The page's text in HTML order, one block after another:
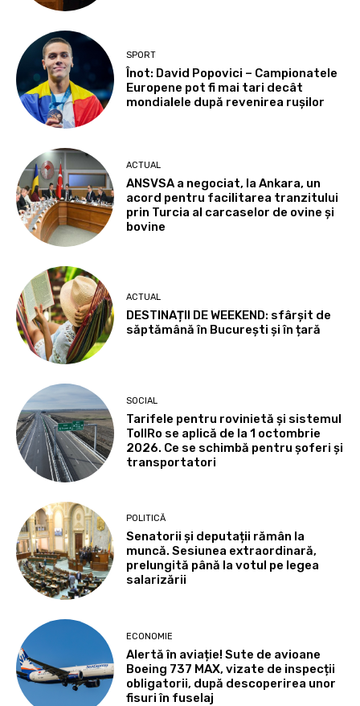
SPORT
Înot: David Popovici – Campionatele
Europene pot fi mai tari decât
mondialele după revenirea rușilor
ACTUAL
ANSVSA a negociat, la Ankara, un
acord pentru facilitarea tranzitului
prin Turcia al carcaselor de ovine și
bovine
ACTUAL
DESTINAȚII DE WEEKEND: sfârșit de
săptămână în București și în țară
SOCIAL
Tarifele pentru rovinietă și sistemul
TollRo se aplică de la 1 octombrie
2026. Ce se schimbă pentru șoferi și
transportatori
POLITICĂ
Senatorii și deputații rămân la
muncă. Sesiunea extraordinară,
prelungită până la votul pe legea
salarizării
ECONOMIE
Alertă în aviație! Sute de avioane
Boeing 737 MAX, vizate de inspecții
obligatorii, după descoperirea unor
fisuri în fuselaj